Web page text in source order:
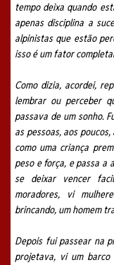
tempo deixa quando
apenas disciplina a
alpinistas que estão
isso é um fator
Como dizia, acordei,
lembrar ou perceber
passava de um sonho.
as pessoas, aos
como uma criança
peso e força, e passa a
se deixar vencer
moradores, vi
brincando, um
Depois fui passear na
projetava, vi um barco